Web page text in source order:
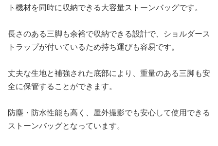
ト機材を同時に収納できる大容量ストーンバッグです。
長さのある三脚も余裕で収納できる設計で、ショルダース
トラップが付いているため持ち運びも容易です。
丈夫な生地と補強された底部により、重量のある三脚も安
全に保管することができます。
防塵・防水性能も高く、屋外撮影でも安心して使用できる
ストーンバッグとなっています。